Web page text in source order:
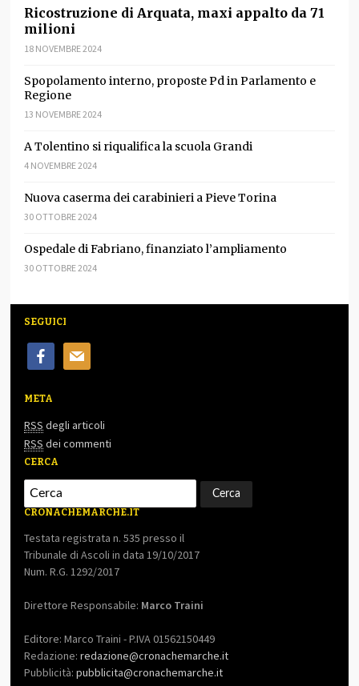
Ricostruzione di Arquata, maxi appalto da 71
milioni
18 NOVEMBRE 2024
Spopolamento interno, proposte Pd in Parlamento e
Regione
13 NOVEMBRE 2024
A Tolentino si riqualifica la scuola Grandi
4 NOVEMBRE 2024
Nuova caserma dei carabinieri a Pieve Torina
30 OTTOBRE 2024
Ospedale di Fabriano, finanziato l’ampliamento
30 OTTOBRE 2024
SEGUICI
facebookmail
META
RSS degli articoli
RSS dei commenti
CERCA
CRONACHEMARCHE.IT
Testata registrata n. 535 presso il
Tribunale di Ascoli in data 19/10/2017
Num. R.G. 1292/2017
Direttore Responsabile: Marco Traini
Editore: Marco Traini - P.IVA 01562150449
Redazione:redazione@cronachemarche.it
Pubblicità:pubblicita@cronachemarche.it